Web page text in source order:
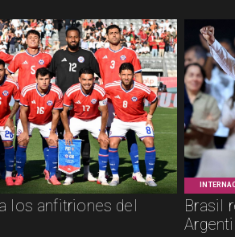
los anfitriones del
Brasil